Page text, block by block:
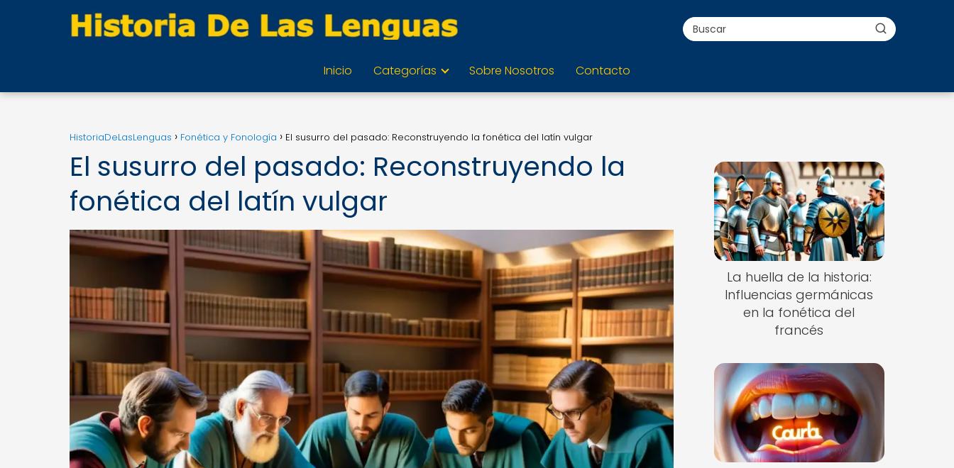
Inicio Categorías Sobre Nosotros Contacto
HistoriaDeLasLenguas Fonética y Fonología El susurro del pasado: Reconstruyendo la fonética del latín vulgar
El susurro del pasado: Reconstruyendo la
fonética del latín vulgar
La huella de la historia:
Influencias germánicas
en la fonética del
francés